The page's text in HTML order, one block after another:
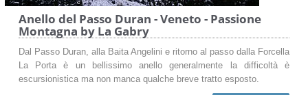
Anello del Passo Duran - Veneto - Passione
Montagna by La Gabry
Dal Passo Duran, alla Baita Angelini e ritorno al passo dalla Forcella
La Porta è un bellissimo anello generalmente la difficoltà è
escursionistica ma non manca qualche breve tratto esposto.